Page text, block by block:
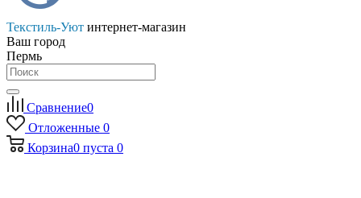
Текстиль-Уют интернет-магазин
Ваш город
Пермь
Сравнение0
Отложенные 0
Корзина0 пуста 0